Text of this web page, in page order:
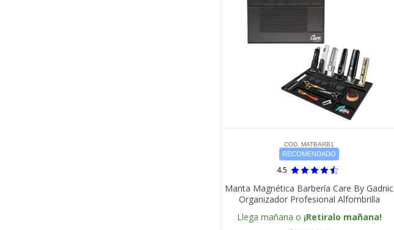
COD. MATBARB1
RECOMENDADO
4.5
Manta Magnética Barbería Care By Gadnic
Organizador Profesional Alfombrilla
Llega mañana o ¡Retiralo mañana!